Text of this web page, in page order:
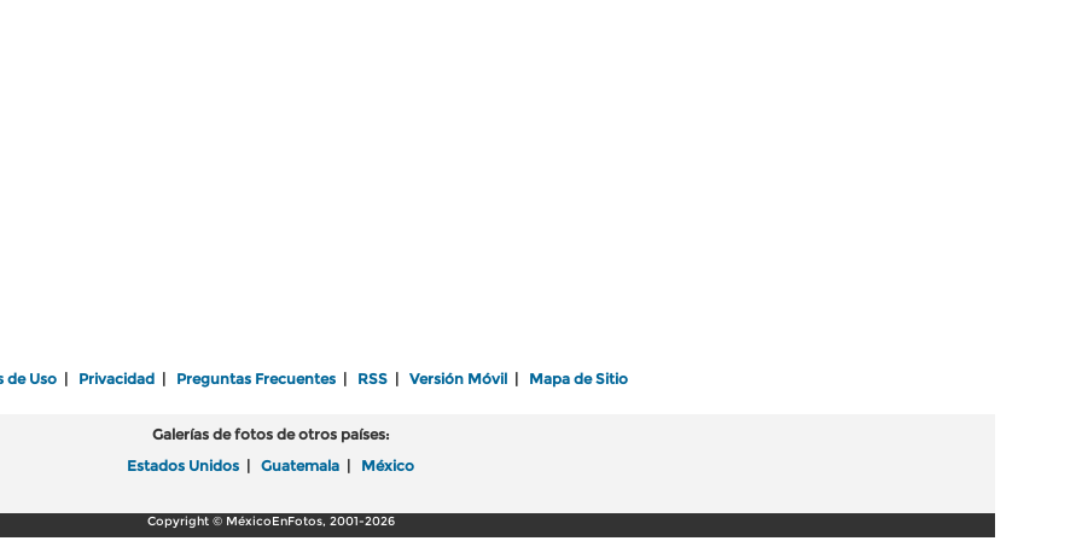
de Uso Privacidad Preguntas Frecuentes RSS Versión Móvil Mapa de Sitio
Galerías de fotos de otros países:
Estados Unidos
Guatemala México
Copyright © MéxicoEnFotos, 2001-2026